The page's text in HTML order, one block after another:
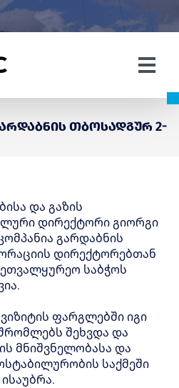
თბოსადგურ 2-
და გაზის
დირექტორი გიორგი
გარდაბნის
დირექტორებთან
საბჭოს
ფარგლებში იგი
შეხვდა და
მნიშვნელობასა და
საქმეში